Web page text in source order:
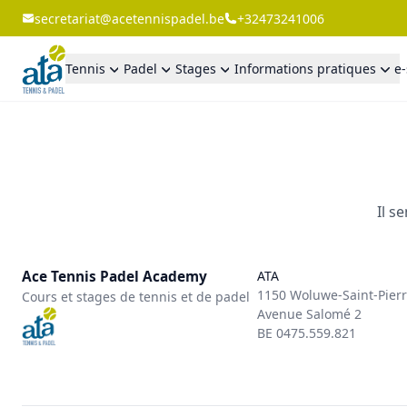
secretariat@acetennispadel.be +32473241006
Tennis Padel Stages Informations pratiques
Il
Ace Tennis Padel Academy
Cours et stages de tennis et de padel
ATA
1150 Woluwe-Saint-
Avenue Salomé 2
BE 0475.559.821